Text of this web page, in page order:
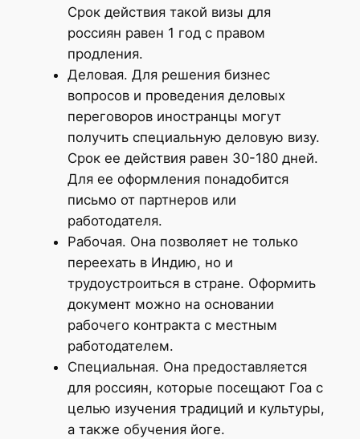
Срок действия такой визы для
россиян равен 1 год с правом
продления.
Деловая. Для решения бизнес
вопросов и проведения деловых
переговоров иностранцы могут
получить специальную деловую визу.
Срок ее действия равен 30-180 дней.
Для ее оформления понадобится
письмо от партнеров или
работодателя.
Рабочая. Она позволяет не только
переехать в Индию, но и
трудоустроиться в стране. Оформить
документ можно на основании
рабочего контракта с местным
работодателем.
Специальная. Она предоставляется
для россиян, которые посещают Гоа с
целью изучения традиций и культуры,
а также обучения йоге.